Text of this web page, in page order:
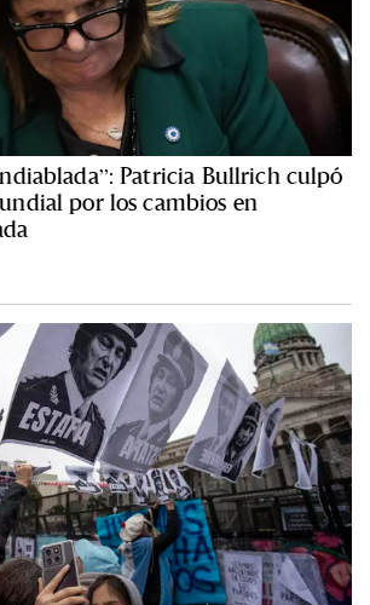
Patricia Bullrich culpó
por los cambios en